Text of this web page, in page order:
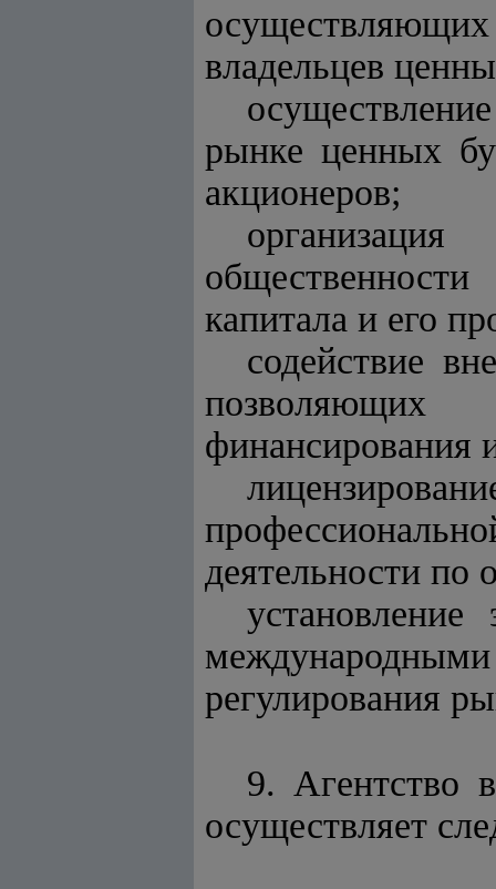
владельцев
рынке ценных
акционеров;
капитала и его
содействие
финансирования
деятельности по
регулирования
9. Агентство
осуществляет